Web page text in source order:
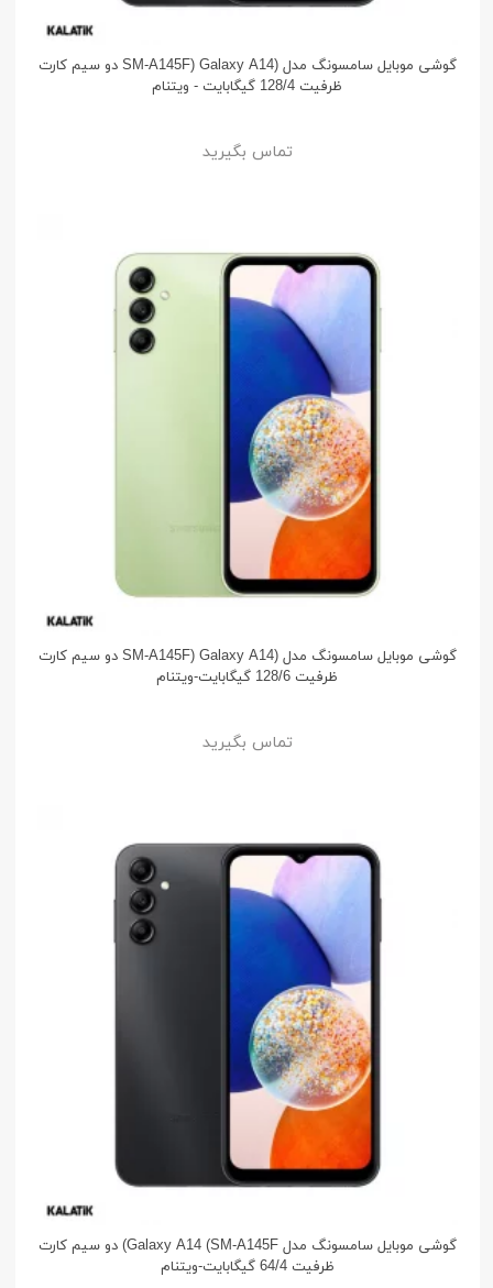
گوشی موبایل سامسونگ مدل (SM-A145F) Galaxy A14 دو سیم کارت
ظرفیت 128/4 گیگابایت - ویتنام
تماس بگیرید
گوشی موبایل سامسونگ مدل (SM-A145F) Galaxy A14 دو سیم کارت
ظرفیت 128/6 گیگابایت-ویتنام
تماس بگیرید
گوشی موبایل سامسونگ مدل Galaxy A14 (SM-A145F) دو سیم کارت
ظرفیت 64/4 گیگابایت-ویتنام